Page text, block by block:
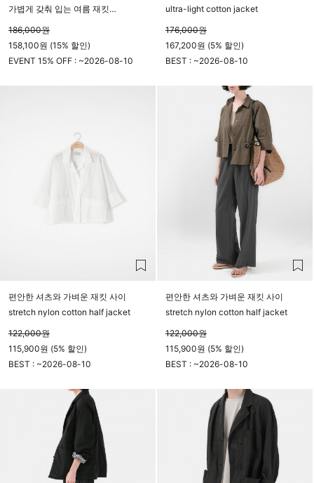
가볍게 갖춰 입는 여름 재킷
Linen Sleeveless Zip Jacket
186,000원
158,100원 (15% 할인)
EVENT 15% OFF : ~2026-08-10
ultra-light cotton jacket
176,000원
167,200원 (5% 할인)
BEST : ~2026-08-10
편안한 셔츠와 가벼운 재킷 사이
stretch nylon cotton half jacket
122,000원
115,900원 (5% 할인)
BEST : ~2026-08-10
편안한 셔츠와 가벼운 재킷 사이
stretch nylon cotton half jacket
122,000원
115,900원 (5% 할인)
BEST : ~2026-08-10